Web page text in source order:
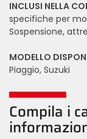
INCLUSI NELLA
specifiche per
Sospensione,
MODELLO
Piaggio, Suzuki
Compila i